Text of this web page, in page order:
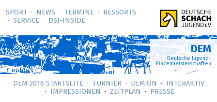
SPORT NEWS TERMINE
RESSORTS
SERVICE
DSJ-­INSIDE
DEM
Deutsche Jugend-
Einzelmeisterschaften
DEM 2016 STARTSEITE TURNIER DEM:ON
INTERAKTIV
IMPRESSIONEN
ZEITPLAN PRESSE